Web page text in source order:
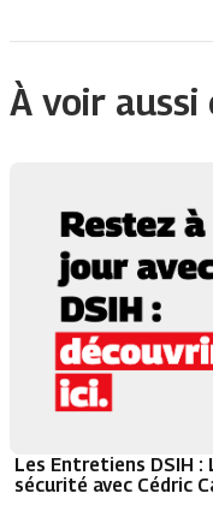
À voir aussi
Les Entretiens DSIH
sécurité avec Cédric